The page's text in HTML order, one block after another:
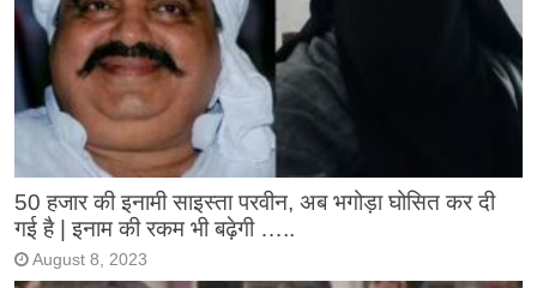
50 हजार की इनामी साइस्ता परवीन, अब भगोड़ा घोसित कर दी
गई है | इनाम की रकम भी बढ़ेगी …..
August 8, 2023